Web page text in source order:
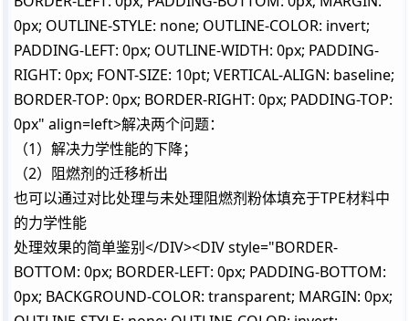
0px; OUTLINE-STYLE: none; OUTLINE-COLOR: invert;
PADDING-LEFT: 0px; OUTLINE-WIDTH: 0px; PADDING-
RIGHT: 0px; FONT-SIZE: 10pt; VERTICAL-ALIGN: baseline;
BORDER-TOP: 0px; BORDER-RIGHT: 0px; PADDING-TOP:
0px" align=left>解决两个问题：
（1）解决力学性能的下降；
（2）阻燃剂的迁移析出
也可以通过对比处理与未处理阻燃剂粉体填充于TPE材料中
的力学性能
处理效果的简单鉴别</DIV><DIV style="BORDER-
BOTTOM: 0px; BORDER-LEFT: 0px; PADDING-BOTTOM:
0px; BACKGROUND-COLOR: transparent; MARGIN: 0px;